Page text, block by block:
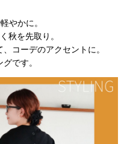
やかに。
秋を先取り。
コーデのアクセントに。
です。